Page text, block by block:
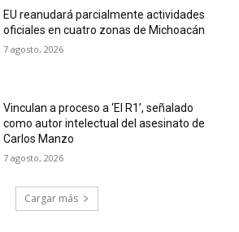
EU reanudará parcialmente actividades
oficiales en cuatro zonas de Michoacán
7 agosto, 2026
Vinculan a proceso a ‘El R1’, señalado
como autor intelectual del asesinato de
Carlos Manzo
7 agosto, 2026
Cargar más